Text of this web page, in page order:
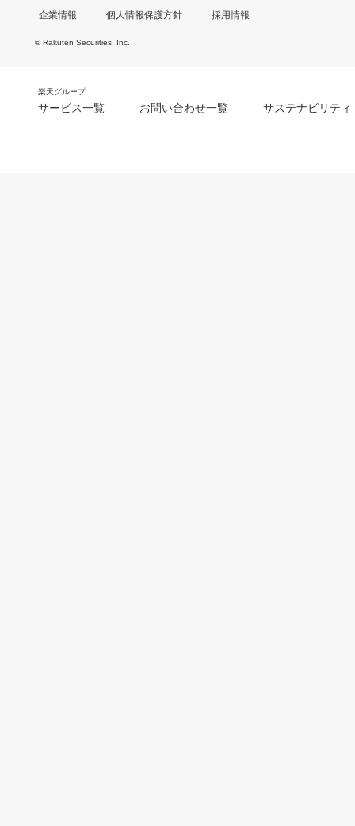
企業情報 個人情報保護方針 採用情報
© Rakuten Securities, Inc.
楽天グループ
サービス一覧 お問い合わせ一覧 サステナビリティ